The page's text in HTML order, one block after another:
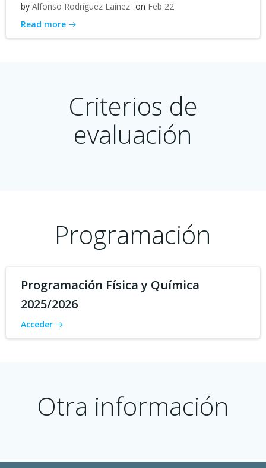
by Alfonso Rodríguez Laínez on Feb 22
Read more
Criterios de
evaluación
Programación
Programación Física y Química
2025/2026
Acceder
Otra información